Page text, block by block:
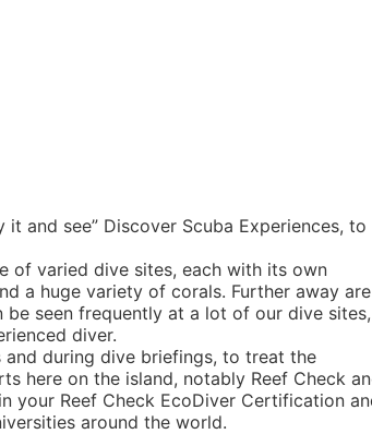
and see” Discover Scuba Experiences, to
of varied dive sites, each with its own
a huge variety of corals. Further away are
be seen frequently at a lot of our dive sites,
diver.
and during dive briefings, to treat the
here on the island, notably Reef Check
your Reef Check EcoDiver Certification
around the world.